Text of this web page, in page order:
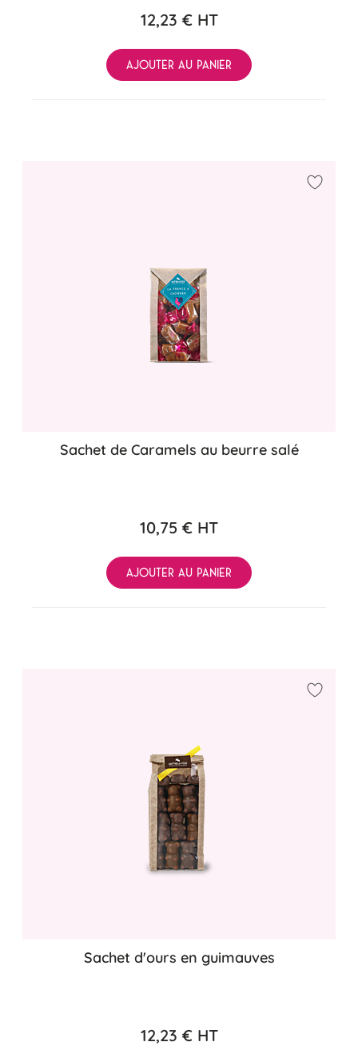
12,23 €HT
AJOUTER AU PANIER
Sachet de Caramels au beurre salé
10,75 € HT
AJOUTER AU PANIER
Sachet d'ours en guimauves
12,23 €HT